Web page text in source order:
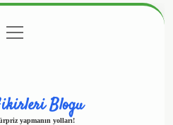
Politikası
menüyü
aç
Blogu
yapmanın yolları!